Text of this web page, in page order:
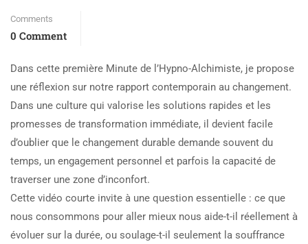
Comments
0 Comment
Dans cette première Minute de l’Hypno-Alchimiste, je propose
une réflexion sur notre rapport contemporain au changement.
Dans une culture qui valorise les solutions rapides et les
promesses de transformation immédiate, il devient facile
d’oublier que le changement durable demande souvent du
temps, un engagement personnel et parfois la capacité de
traverser une zone d’inconfort.
Cette vidéo courte invite à une question essentielle : ce que
nous consommons pour aller mieux nous aide-t-il réellement à
évoluer sur la durée, ou soulage-t-il seulement la souffrance